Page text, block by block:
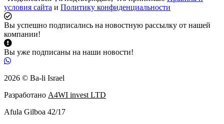
условия сайта и Политику конфиденциальности
Вы успешно подписались на новостную рассылку от нашей
компании!
Вы уже подписаны на наши новости!
2026 © Ba-li Israel
Разработано A4WI invest LTD
Afula Gilboa 42/17